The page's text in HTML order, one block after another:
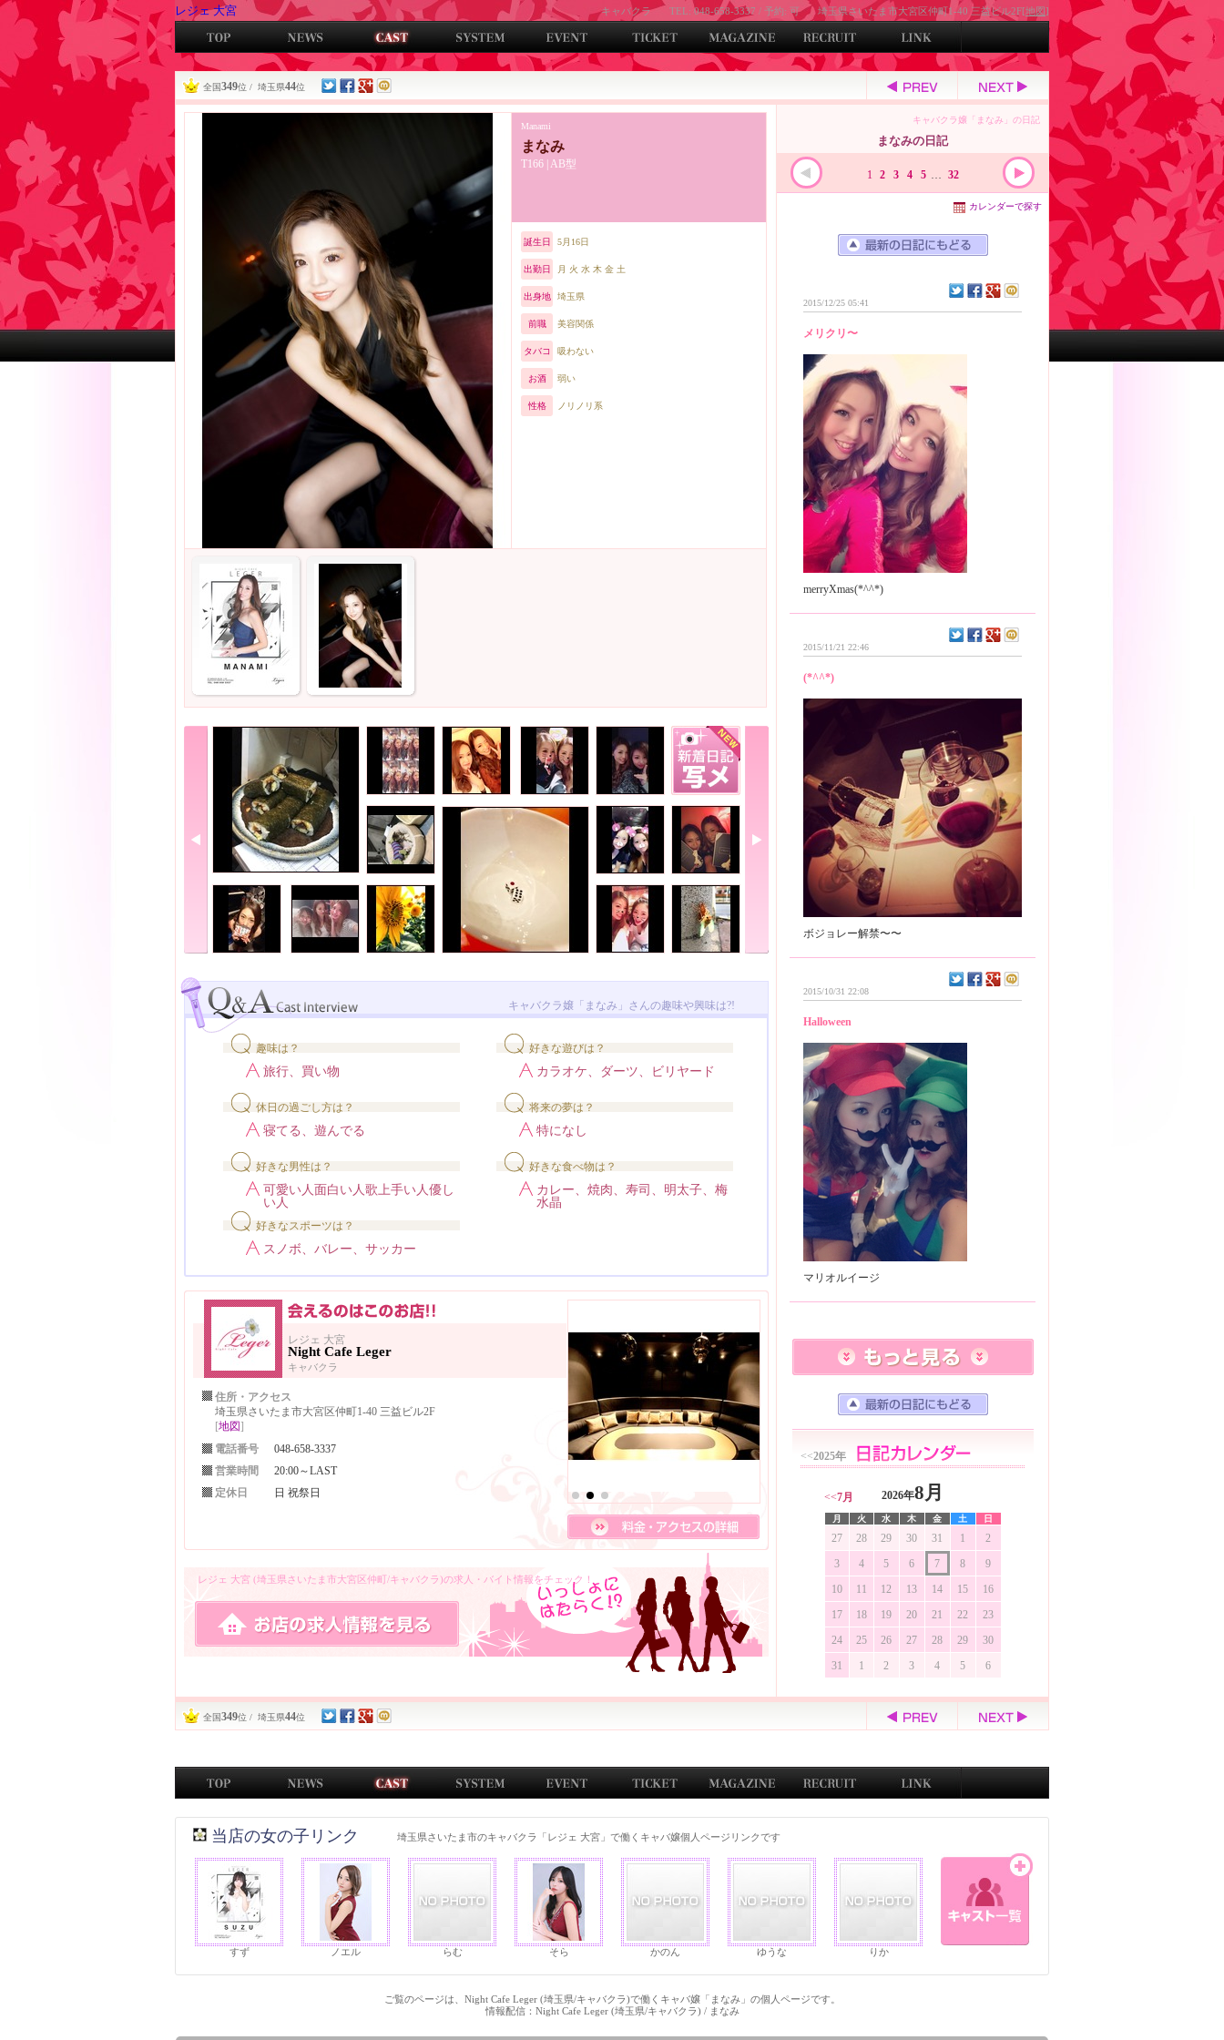
レジェ 大宮 キャバクラ TEL: 048-658-3337 / 予約: 可 埼玉県さいたま市大宮区仲町1-40 三益ビル2F[地図]
全国349位 / 埼玉県44位
まなみ
Manami
T166 | AB型
誕生日 5月16日
出勤日 月 火 水 木 金 土
出身地 埼玉県
前職 美容関係
タバコ 吸わない
お酒 弱い
性格 ノリノリ系
キャバクラ嬢「まなみ」さんの趣味や興味は?!
趣味は？
旅行、買い物
好きな遊びは？
カラオケ、ダーツ、ビリヤード
休日の過ごし方は？
寝てる、遊んでる
将来の夢は？
特になし
好きな男性は？
可愛い人面白い人歌上手い人優し
い人
好きな食べ物は？
カレー、焼肉、寿司、明太子、梅
水晶
好きなスポーツは？
スノボ、バレー、サッカー
レジェ 大宮
Night Cafe Leger
キャバクラ
住所・アクセス
埼玉県さいたま市大宮区仲町1-40 三益ビル2F
[地図]
電話番号
048-658-3337
営業時間
20:00～LAST
定休日
日 祝祭日
レジェ 大宮 (埼玉県さいたま市大宮区仲町/キャバクラ)の求人・バイト情報をチェック！
まなみの日記
キャバクラ嬢「まなみ」の日記
1 2 3 4 5 … 32
カレンダーで探す
2015/12/25 05:41
メリクリ〜
2015/11/21 22:46
(*^^*)
2015/10/31 22:08
Halloween
<<2025年
2026年8月
<<7月
月 火 水 木 金 土 日
27 28 29 30 31 1
2
3
4 5 6 7 8
9
10
11 12 13 14 15
16
17
18 19 20 21 22
23
24
25 26 27 28 29
30
31
1 2 3 4 5 6
全国349位 / 埼玉県44位
当店の女の子リンク 埼玉県さいたま市のキャバクラ「レジェ 大宮」で働くキャバ嬢個人ページリンクです
すず ノエル らむ そら かのん ゆうな りか
ご覧のページは、Night Cafe Leger (埼玉県/キャバクラ)で働くキャバ嬢「まなみ」の個人ページです。
情報配信：Night Cafe Leger (埼玉県/キャバクラ) / まなみ